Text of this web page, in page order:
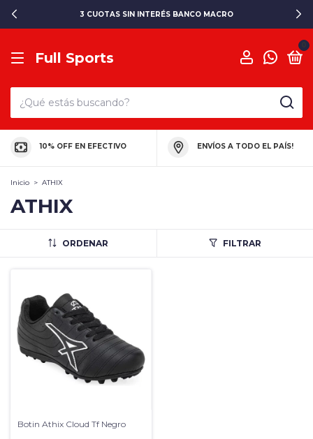
3 CUOTAS SIN INTERÉS BANCO MACRO
Full Sports
10% OFF EN EFECTIVO ENVÍOS A TODO EL PAÍS!
Inicio > ATHIX
ATHIX
ORDENAR FILTRAR
Botin Athix Cloud Tf Negro